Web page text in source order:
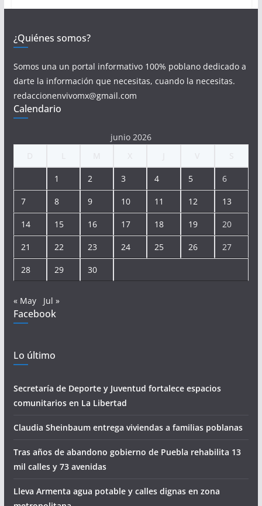
¿Quiénes somos?
Somos una un portal informativo 100% poblano dedicado a
darte la información que necesitas, cuando la necesitas.
redaccionenvivomx@gmail.com
Calendario
junio 2026
1 2 3 4 5 6
7 8 9 10 11 12 13
14 15 16 17 18 19 20
21 22 23 24 25 26 27
28 29 30
« May Jul »
Facebook
Lo último
Secretaría de Deporte y Juventud fortalece espacios
comunitarios en La Libertad
Claudia Sheinbaum entrega viviendas a familias poblanas
Tras años de abandono gobierno de Puebla rehabilita 13
mil calles y 73 avenidas
Lleva Armenta agua potable y calles dignas en zona